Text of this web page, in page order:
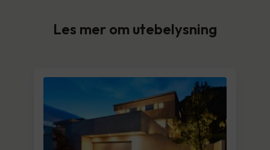
Les mer om utebelysning